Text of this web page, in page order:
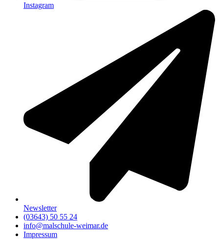
Instagram
Newsletter
(03643) 50 55 24
info@malschule-weimar.de
Impressum